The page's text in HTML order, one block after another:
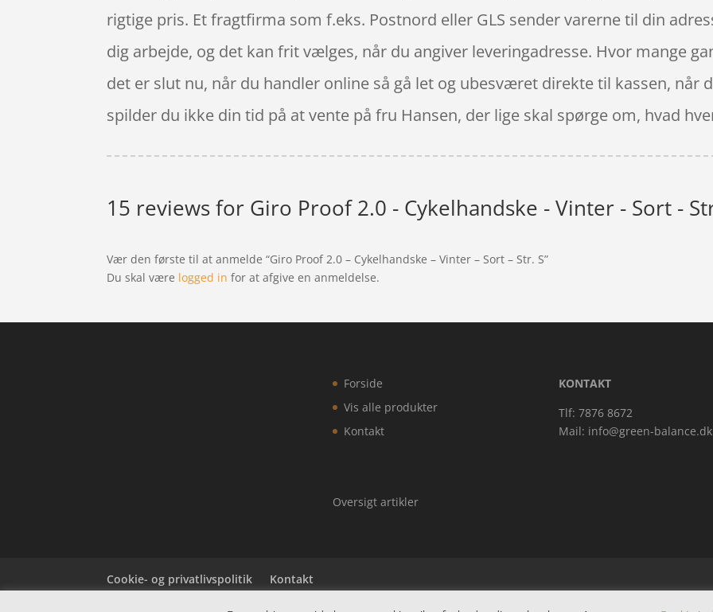
rigtige pris. Et fragtfirma som f.eks. Postnord eller GLS sender varerne til din
dig arbejde, og det kan frit vælges, når du angiver leveringadresse. Hvor mange
det er slut nu, når du handler online så gå let og ubesværet direkte til kassen, når
spilder du ikke din tid på at vente på fru Hansen, der lige skal spørge om, hvad
15 reviews for Giro Proof 2.0 - Cykelhandske - Vinter - Sort -
Vær den første til at anmelde “Giro Proof 2.0 – Cykelhandske – Vinter – Sort – Str. S”
Du skal være logged in for at afgive en anmeldelse.
Forside
Vis alle produkter
Kontakt
Oversigt artikler
KONTAKT
Tlf: 7876 8672
Mail: info@green-balance.dk
Cookie- og privatlivspolitik Kontakt